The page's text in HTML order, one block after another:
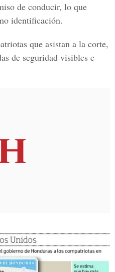
de conducir, lo que
identificación.
que asistan a la corte,
de seguridad visibles e